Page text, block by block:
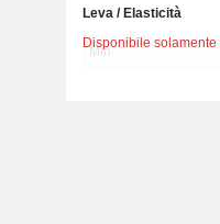
Disponibile solamente
Leva / Elasticità